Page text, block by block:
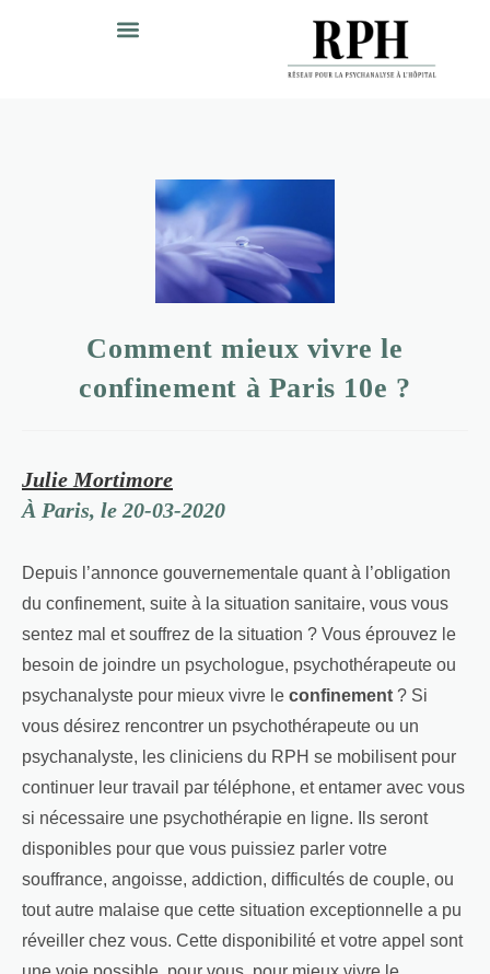
Comment mieux vivre le
confinement à Paris 10e ?
Julie Mortimore
À Paris, le 20-03-2020
Depuis l’annonce gouvernementale quant à l’obligation
du confinement, suite à la situation sanitaire, vous vous
sentez mal et souffrez de la situation ? Vous éprouvez le
besoin de joindre un psychologue, psychothérapeute ou
psychanalyste pour mieux vivre le confinement ? Si
vous désirez rencontrer un psychothérapeute ou un
psychanalyste, les cliniciens du RPH se mobilisent pour
continuer leur travail par téléphone, et entamer avec vous
si nécessaire une psychothérapie en ligne. Ils seront
disponibles pour que vous puissiez parler votre
souffrance, angoisse, addiction, difficultés de couple, ou
tout autre malaise que cette situation exceptionnelle a pu
réveiller chez vous. Cette disponibilité et votre appel sont